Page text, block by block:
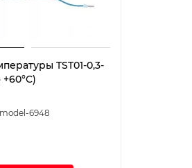
TST01-0,3-
model-6948